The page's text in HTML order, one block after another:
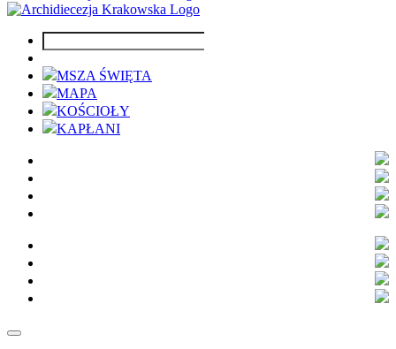
MSZA ŚWIĘTA
MAPA
KOŚCIOŁY
KAPŁANI